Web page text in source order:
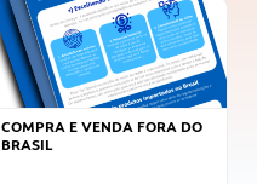
COMPRA E VENDA FORA DO
BRASIL